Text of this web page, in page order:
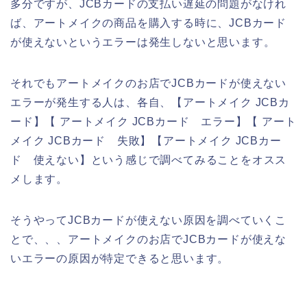
多分ですが、JCBカードの支払い遅延の問題がなけれ
ば、アートメイクの商品を購入する時に、JCBカード
が使えないというエラーは発生しないと思います。
それでもアートメイクのお店でJCBカードが使えない
エラーが発生する人は、各自、【アートメイク JCBカ
ード】【 アートメイク JCBカード エラー】【 アート
メイク JCBカード 失敗】【アートメイク JCBカー
ド 使えない】という感じで調べてみることをオスス
メします。
そうやってJCBカードが使えない原因を調べていくこ
とで、、、アートメイクのお店でJCBカードが使えな
いエラーの原因が特定できると思います。